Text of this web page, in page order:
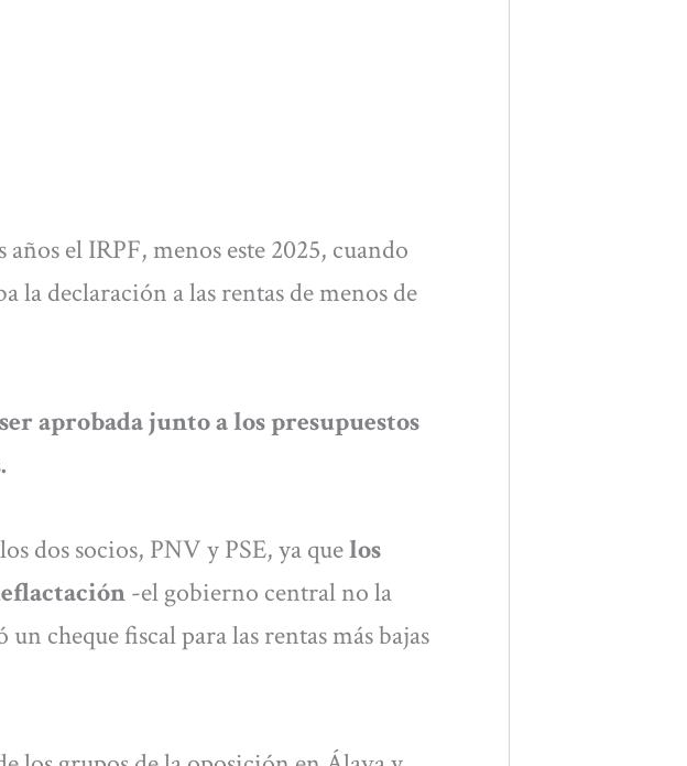
el IRPF, menos este 2025, cuando
la declaración a las rentas de menos de
aprobada junto a los presupuestos
dos socios, PNV y PSE, ya quelos
-el gobierno central no la
cheque fiscal para las rentas más bajas